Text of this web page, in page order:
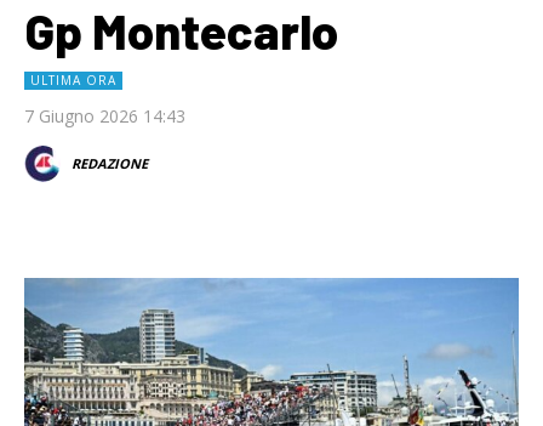
Gp Montecarlo
ULTIMA ORA
7 Giugno 2026 14:43
REDAZIONE